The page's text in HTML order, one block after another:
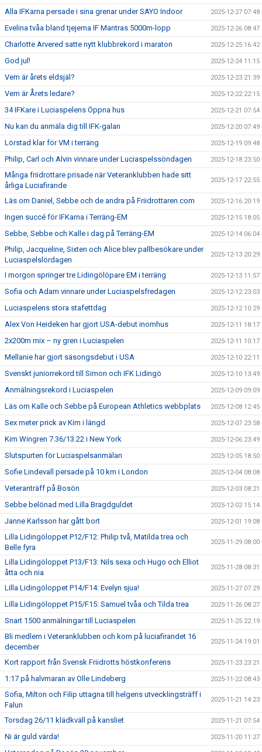
Alla IFKarna persade i sina grenar under SAYO Indoor 2025-12-27 07:48
Evelina tvåa bland tjejerna IF Mantras 5000m-lopp 2025-12-26 08:47
Charlotte Arvered satte nytt klubbrekord i maraton 2025-12-25 16:42
God jul! 2025-12-24 11:15
Vem är årets eldsjäl? 2025-12-23 21:39
Vem är Årets ledare? 2025-12-22 22:15
34 IFKare i Luciaspelens Öppna hus 2025-12-21 07:54
Nu kan du anmäla dig till IFK-galan 2025-12-20 07:49
Lörstad klar för VM i terräng 2025-12-19 09:48
Philip, Carl och Alvin vinnare under Luciaspelssöndagen 2025-12-18 23:50
Många friidrottare prisade när Veteranklubben hade sitt
årliga Luciafirande
2025-12-17 22:55
Läs om Daniel, Sebbe och de andra på Friidrottaren.com 2025-12-16 20:19
Ingen succé för IFKarna i Terräng-EM 2025-12-15 18:05
Sebbe, Sebbe och Kalle i dag på Terräng-EM 2025-12-14 06:04
Philip, Jacqueline, Sixten och Alice blev pallbesökare under
Luciaspelslördagen
2025-12-13 20:29
I morgon springer tre Lidingölöpare EM i terräng 2025-12-13 11:57
Sofia och Adam vinnare under Luciaspelsfredagen 2025-12-12 23:03
Luciaspelens stora stafettdag 2025-12-12 10:29
Alex Von Heideken har gjort USA-debut inomhus 2025-12-11 18:17
2x200m mix – ny gren i Luciaspelen 2025-12-11 10:17
Mellanie har gjort säsongsdebut i USA 2025-12-10 22:11
Svenskt juniorrekord till Simon och IFK Lidingö 2025-12-10 13:49
Anmälningsrekord i Luciaspelen 2025-12-09 09:09
Läs om Kalle och Sebbe på European Athletics webbplats 2025-12-08 12:45
Sex meter prick av Kim i längd 2025-12-07 23:58
Kim Wingren 7.36/13.22 i New York 2025-12-06 23:49
Slutspurten för Luciaspelsanmälan 2025-12-05 18:50
Sofie Lindevall persade på 10 km i London 2025-12-04 08:08
Veteranträff på Bosön 2025-12-03 08:21
Sebbe belönad med Lilla Bragdguldet 2025-12-02 15:14
Janne Karlsson har gått bort 2025-12-01 19:08
Lilla Lidingöloppet P12/F12: Philip två, Matilda trea och
Belle fyra
2025-11-29 08:00
Lilla Lidingöloppet P13/F13: Nils sexa och Hugo och Elliot
åtta och nia
2025-11-28 08:31
Lilla Lidingöloppet P14/F14: Evelyn sjua! 2025-11-27 07:29
Lilla Lidingöloppet P15/F15: Samuel tvåa och Tilda trea 2025-11-26 08:27
Snart 1500 anmälningar till Luciaspelen 2025-11-25 22:19
Bli medlem i Veteranklubben och kom på luciafirandet 16
december
2025-11-24 19:01
Kort rapport från Svensk Friidrotts höstkonferens 2025-11-23 23:21
1:17 på halvmaran av Olle Lindeberg 2025-11-22 08:43
Sofia, Milton och Filip uttagna till helgens utvecklingsträff i
Falun
2025-11-21 14:23
Torsdag 26/11 klädkväll på kansliet 2025-11-21 07:54
Ni är guld värda! 2025-11-20 11:27